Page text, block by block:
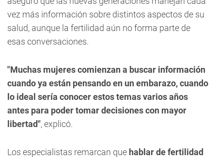
vez más información sobre distintos aspectos de su
salud, aunque la fertilidad aún no forma parte de
esas conversaciones.
"Muchas mujeres comienzan a buscar información
cuando ya están pensando en un embarazo, cuando
lo ideal sería conocer estos temas varios años
antes para poder tomar decisiones con mayor
libertad", explicó.
Los especialistas remarcan que hablar de fertilidad